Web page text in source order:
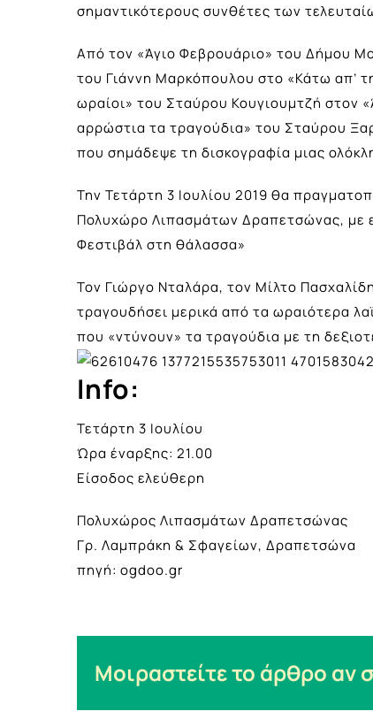
σημαντικότερους συνθέτες των
Από τον «Άγιο Φεβρουάριο» του Δήμου
του Γιάννη Μαρκόπουλου στο «Κάτω απ’
ωραίοι» του Σταύρου Κουγιουμτζή στον
αρρώστια τα τραγούδια» του Σταύρου
που σημάδεψε τη δισκογραφία μιας
Την Τετάρτη 3 Ιουλίου 2019 θα
Πολυχώρο Λιπασμάτων Δραπετσώνας, με
Φεστιβάλ στη θάλασσα»
Τον Γιώργο Νταλάρα, τον Μίλτο
τραγουδήσει μερικά από τα ωραιότερα
που «ντύνουν» τα τραγούδια με τη
Info:
Τετάρτη 3 Ιουλίου
Ώρα έναρξης: 21.00
Είσοδος ελεύθερη
Πολυχώρος Λιπασμάτων Δραπετσώνας
Γρ. Λαμπράκη & Σφαγείων, Δραπετσώνα
πηγή: ogdoo.gr
Μοιραστείτε το άρθρο αν